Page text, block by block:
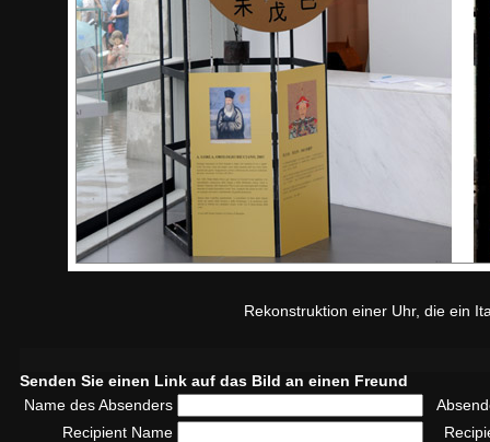
Rekonstruktion einer Uhr, die ein
Senden Sie einen Link auf das Bild an einen Freund
Name des Absenders
Recipient Name